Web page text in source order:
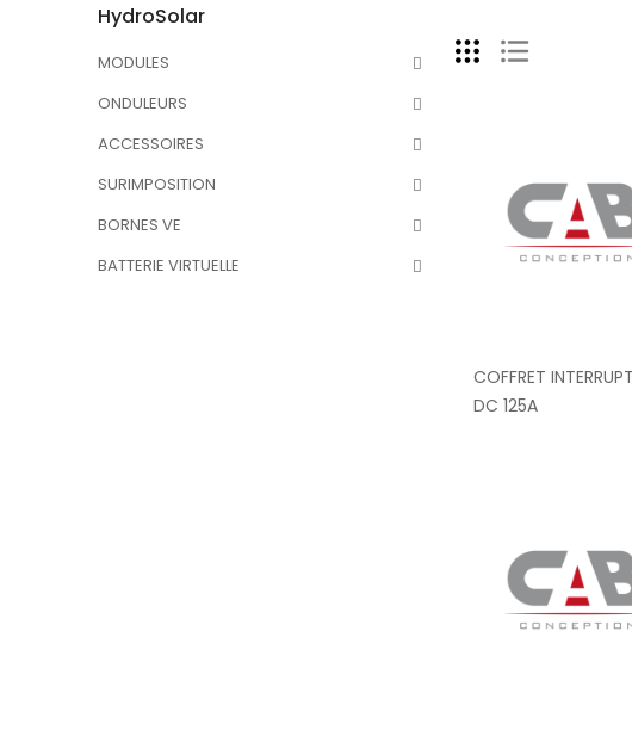
HydroSolar
MODULES
ONDULEURS
ACCESSOIRES
SURIMPOSITION
BORNES VE
BATTERIE VIRTUELLE
COFFRET
DC 125A